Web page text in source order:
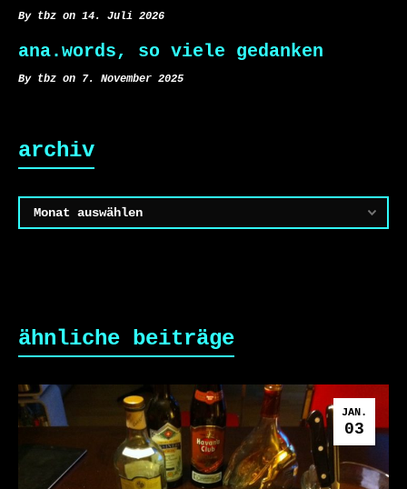
By tbz on 14. Juli 2026
ana.words, so viele gedanken
By tbz on 7. November 2025
archiv
Archiv
ähnliche beiträge
JAN.
03